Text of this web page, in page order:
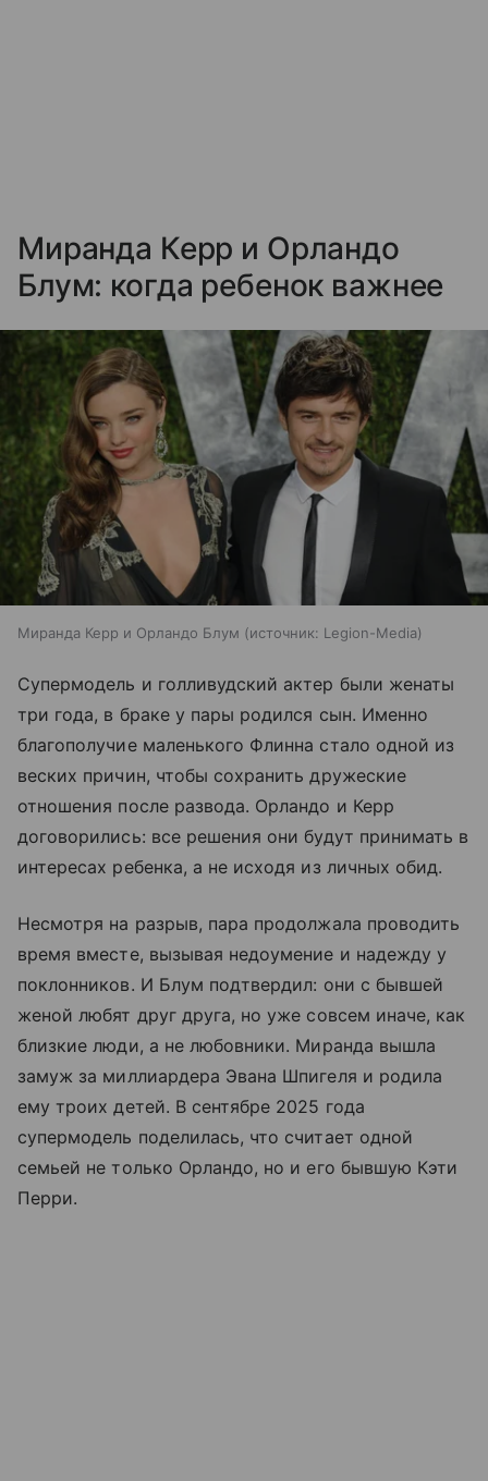
Миранда Керр и Орландо
Блум: когда ребенок важнее
Миранда Керр и Орландо Блум источник: Legion-Media
Супермодель и голливудский актер были женаты
три года, в браке у пары родился сын. Именно
благополучие маленького Флинна стало одной из
веских причин, чтобы сохранить дружеские
отношения после развода. Орландо и Керр
договорились: все решения они будут принимать в
интересах ребенка, а не исходя из личных обид.
Несмотря на разрыв, пара продолжала проводить
время вместе, вызывая недоумение и надежду у
поклонников. И Блум подтвердил: они с бывшей
женой любят друг друга, но уже совсем иначе, как
близкие люди, а не любовники. Миранда вышла
замуж за миллиардера Эвана Шпигеля и родила
ему троих детей. В сентябре 2025 года
супермодель поделилась, что считает одной
семьей не только Орландо, но и его бывшую Кэти
Перри.